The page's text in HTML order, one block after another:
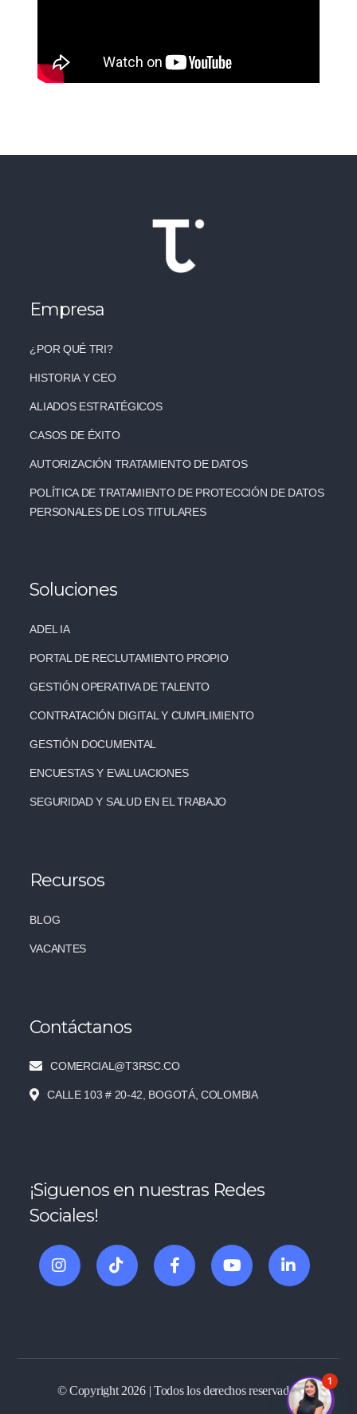
Empresa
¿POR QUÉ TRI?
HISTORIA Y CEO
ALIADOS ESTRATÉGICOS
CASOS DE ÉXITO
AUTORIZACIÓN TRATAMIENTO DE DATOS
POLÍTICA DE TRATAMIENTO DE PROTECCIÓN DE DATOS
PERSONALES DE LOS TITULARES
Soluciones
ADEL IA
PORTAL DE RECLUTAMIENTO PROPIO
GESTIÓN OPERATIVA DE TALENTO
CONTRATACIÓN DIGITAL Y CUMPLIMIENTO
GESTIÓN DOCUMENTAL
ENCUESTAS Y EVALUACIONES
SEGURIDAD Y SALUD EN EL TRABAJO
Recursos
BLOG
VACANTES
Contáctanos
COMERCIAL@T3RSC.CO
CALLE 103 # 20-42, BOGOTÁ, COLOMBIA
¡Siguenos en nuestras Redes
Sociales!
© Copyright 2026 | Todos los derechos reservados
1